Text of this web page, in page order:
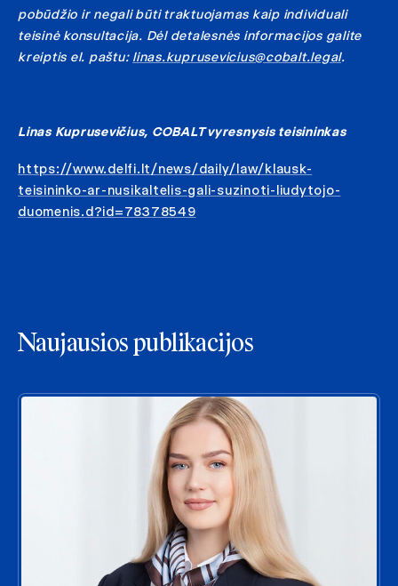
pobūdžio ir negali būti traktuojamas kaip individuali
teisinė konsultacija. Dėl detalesnės informacijos galite
kreiptis el. paštu: linas.kuprusevicius@cobalt.legal.
Linas Kuprusevičius, COBALT vyresnysis teisininkas
https://www.delfi.lt/news/daily/law/klausk-
teisininko-ar-nusikaltelis-gali-suzinoti-liudytojo-
duomenis.d?id=78378549
Naujausios publikacijos